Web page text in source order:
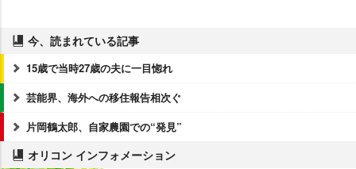
今、読まれている記事
15歳で当時27歳の夫に一目惚れ
芸能界、海外への移住報告相次ぐ
片岡鶴太郎、自家農園での“発見”
オリコン インフォメーション